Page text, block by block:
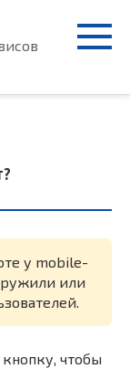
у mobile-
или
чтобы